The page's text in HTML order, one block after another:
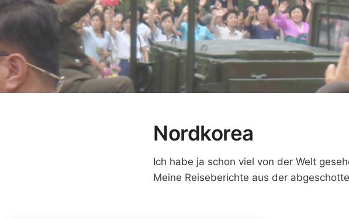
Nordkorea
Ich habe ja schon viel von der Welt
Meine Reiseberichte aus der